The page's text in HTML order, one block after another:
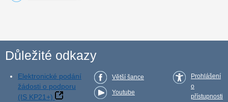
Důležité odkazy
Elektronické podání
žádosti o podporu
(IS KP21+)
Větší šance
Youtube
Prohlášení
o
přístupnosti